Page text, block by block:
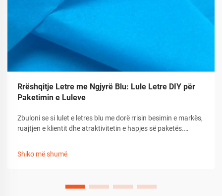
Rrëshqitje Letre me Ngjyrë Blu: Lule Letre DIY për
Paketimin e Luleve
Zbuloni se si lulet e letres blu me dorë rrisin besimin e markës,
ruajtjen e klientit dhe atraktivitetin e hapjes së paketës.
Shiko më shumë